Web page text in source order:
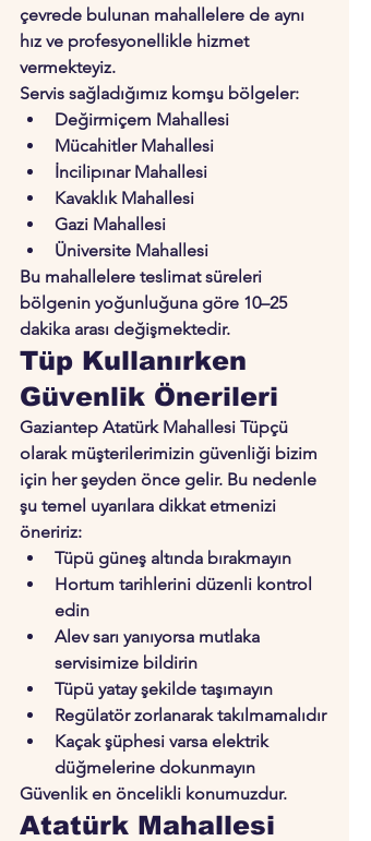
çevrede bulunan mahallelere de aynı
hız ve profesyonellikle hizmet
vermekteyiz.
Servis sağladığımız komşu bölgeler:
Değirmiçem Mahallesi
Mücahitler Mahallesi
İncilipınar Mahallesi
Kavaklık Mahallesi
Gazi Mahallesi
Üniversite Mahallesi
Bu mahallelere teslimat süreleri
bölgenin yoğunluğuna göre 10–25
dakika arası değişmektedir.
Tüp Kullanırken
Güvenlik Önerileri
Gaziantep Atatürk Mahallesi Tüpçü
olarak müşterilerimizin güvenliği bizim
için her şeyden önce gelir. Bu nedenle
şu temel uyarılara dikkat etmenizi
öneririz:
Tüpü güneş altında bırakmayın
Hortum tarihlerini düzenli kontrol
edin
Alev sarı yanıyorsa mutlaka
servisimize bildirin
Tüpü yatay şekilde taşımayın
Regülatör zorlanarak takılmamalıdır
Kaçak şüphesi varsa elektrik
düğmelerine dokunmayın
Güvenlik en öncelikli konumuzdur.
Atatürk Mahallesi